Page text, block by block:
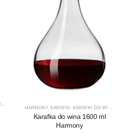
HARMONY, KARAFKI , KARAFKI DO WINA
Karafka do wina 1600 ml
Harmony